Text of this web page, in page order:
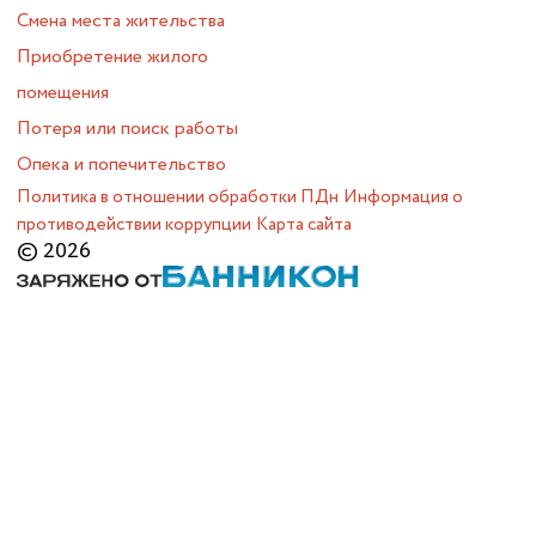
Смена места жительства
Приобретение жилого
помещения
Потеря или поиск работы
Опека и попечительство
Политика в отношении обработки ПДн Информация о
противодействии коррупции Карта сайта
© 2026